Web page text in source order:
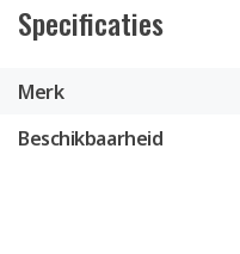
Specificaties
Merk
Beschikbaarheid